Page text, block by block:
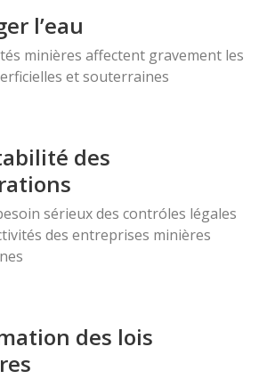
l’eau
minières affectent gravement les
et souterraines
des
sérieux des contróles légales
des entreprises minières
des lois